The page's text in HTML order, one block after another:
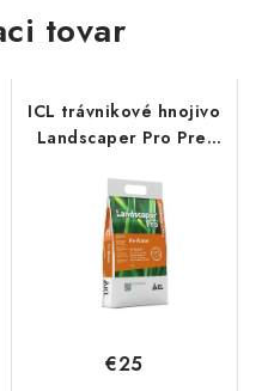
tovar
ICL trávnikové hnojivo
Landscaper Pro Pre-
ODBER
€25